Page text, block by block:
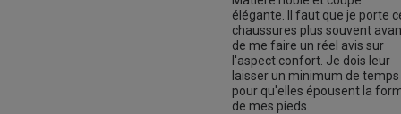
élégante. Il faut que je porte
chaussures plus souvent
de me faire un réel avis sur
l'aspect confort. Je dois leur
laisser un minimum de temps
pour qu'elles épousent la
de mes pieds.